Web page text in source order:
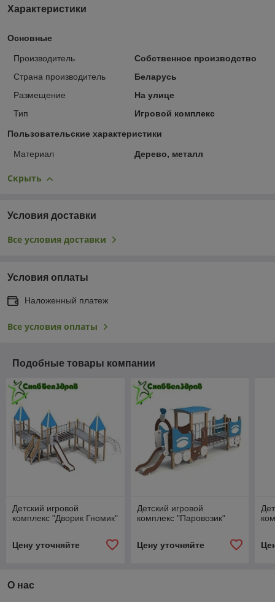
Характеристики
Основные
Производитель
Собственное производство
Страна производитель
Беларусь
Размещение
На улице
Тип
Игровой комплекс
Пользовательские характеристики
Материал Дерево, металл
Скрыть
Условия доставки
Все условия доставки
Условия оплаты
Наложенный платеж
Все условия оплаты
Подобные товары компании
Детский игровой
комплекс "Дворик Гномик"
Цену уточняйте
Детский игровой
комплекс "Паровозик"
Цену уточняйте
О нас